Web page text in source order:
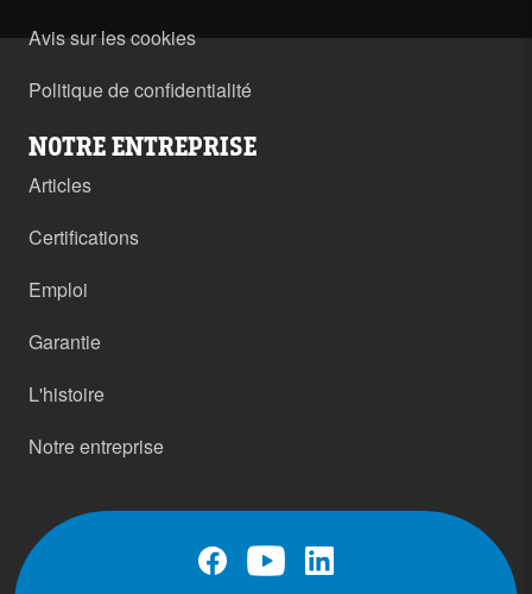
Avis sur les cookies
Politique de confidentialité
NOTRE ENTREPRISE
Articles
Certifications
Emploi
Garantie
L'histoire
Notre entreprise